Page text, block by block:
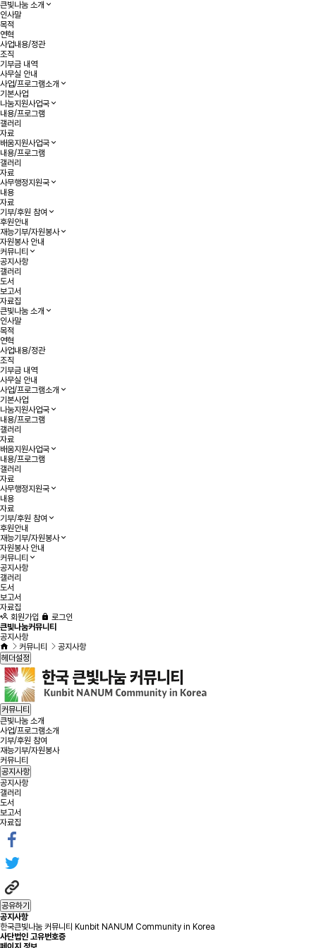
큰빛나눔 소개
인사말
목적
연혁
사업내용/정관
조직
기부금 내역
사무실 안내
사업/프로그램소개
기본사업
나눔지원사업국
내용/프로그램
갤러리
자료
배움지원사업국
내용/프로그램
갤러리
자료
사무행정지원국
내용
자료
기부/후원 참여
후원안내
재능기부/자원봉사
자원봉사 안내
커뮤니티
공지사항
갤러리
도서
보고서
자료집
큰빛나눔 소개
인사말
목적
연혁
사업내용/정관
조직
기부금 내역
사무실 안내
사업/프로그램소개
기본사업
나눔지원사업국
내용/프로그램
갤러리
자료
배움지원사업국
내용/프로그램
갤러리
자료
사무행정지원국
내용
자료
기부/후원 참여
후원안내
재능기부/자원봉사
자원봉사 안내
커뮤니티
공지사항
갤러리
도서
보고서
자료집
회원가입
로그인
큰빛나눔커뮤니티
공지사항
커뮤니티
공지사항
헤더설정
커뮤니티
큰빛나눔 소개
사업/프로그램소개
기부/후원 참여
재능기부/자원봉사
커뮤니티
공지사항
공지사항
갤러리
도서
보고서
자료집
공유하기
공지사항
한국큰빛나눔 커뮤니티 Kunbit NANUM Community in Korea
사단법인 고유번호증